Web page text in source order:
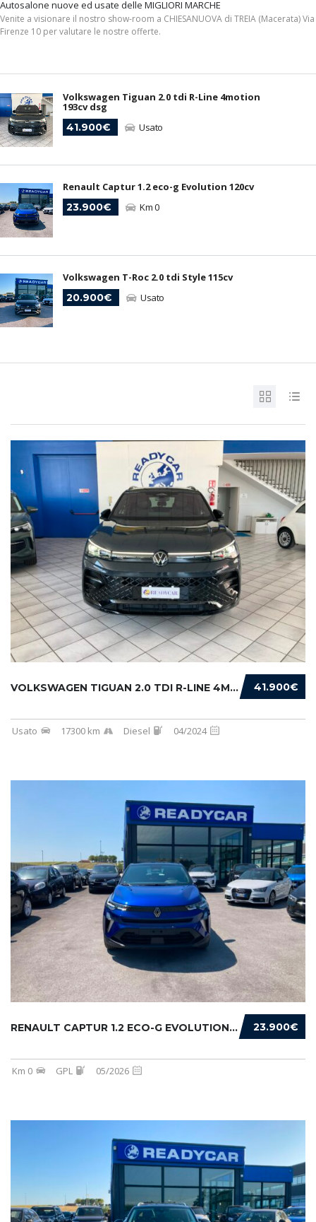
Autosalone nuove ed usate delle MIGLIORI MARCHE
Venite a visionare il nostro show-room a CHIESANUOVA di TREIA (Macerata) Via
Firenze 10 per valutare le nostre offerte.
Volkswagen Tiguan 2.0 tdi R-Line 4motion
193cv dsg
41.900€
Usato
Renault Captur 1.2 eco-g Evolution 120cv
23.900€
Km 0
Volkswagen T-Roc 2.0 tdi Style 115cv
20.900€
Usato
41.900€
VOLKSWAGEN TIGUAN 2.0 TDI R-LINE 4MOTION 193...
Usato 17300 km Diesel 04/2024
23.900€
RENAULT CAPTUR 1.2 ECO-G EVOLUTION 120CV
Km 0 GPL 05/2026